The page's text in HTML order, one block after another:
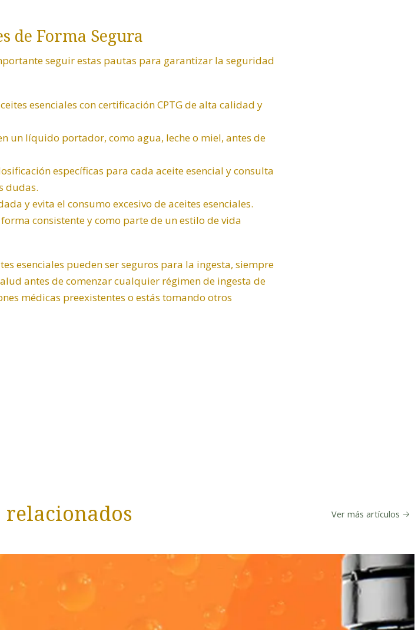
de Forma Segura
seguir estas pautas para garantizar la seguridad
esenciales con certificación CPTG de alta calidad y
un líquido portador, como agua, leche o miel, antes de
específicas para cada aceite esencial y consulta
dudas.
y evita el consumo excesivo de aceites esenciales.
consistente y como parte de un estilo de vida
esenciales pueden ser seguros para la ingesta, siempre
antes de comenzar cualquier régimen de ingesta de
médicas preexistentes o estás tomando otros
Ver más artículos